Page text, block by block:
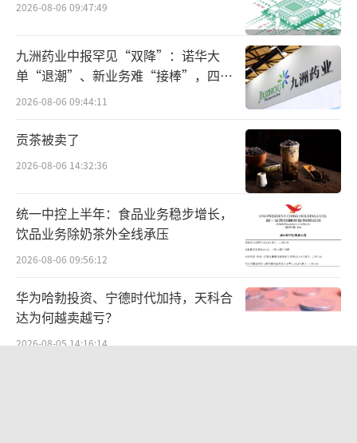
公司、韩国农心集团、日本双叶产业株式会社
等公司达成战略合作，启动海外本土化运营项
目，并推动王老吉国际品牌标识“WALOVI”在
多国发布，国际罐在德国、澳大利亚、新加
换而言之，新产品、新市场的“激流勇
进”背后，作为白云山天然饮品支柱的“王老
吉”凉茶，面对国内激烈的市场竞争环境，依
旧以“稳”为主。
白云山在财报中称：“王老吉凉茶的产品
需求与季节有一定的关联性，天气炎热时销量
会有所增长；同时，本集团大力开拓重大节日
礼品市场的销售渠道，王老吉凉茶在各重大节
2026-08-06 09:47:49
九洲药业中报罕见“双降”：诺华大
单“退潮”、新业务难“接棒”，四大
难关待闯
2026-08-06 09:44:11
贡茶被卖了
2026-08-06 14:32:36
统一中控上半年：食品业务稳步增长，
饮品业务除奶茶外全线承压
2026-08-06 09:56:12
华为哈勃投资、宁德时代加持，天科合
达为何越卖越亏？
2026-08-05 14:16:14